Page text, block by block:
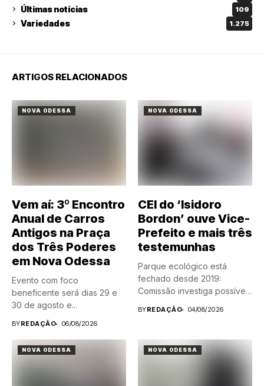
Últimas notícias 109
Variedades 1.275
ARTIGOS RELACIONADOS
NOVA ODESSA
Vem aí: 3º Encontro
Anual de Carros
Antigos na Praça
dos Três Poderes
em Nova Odessa
Evento com foco
beneficente será dias 29 e
30 de agosto e...
BYREDAÇÃO 06/08/2026
NOVA ODESSA
CEI do ‘Isidoro
Bordon’ ouve Vice-
Prefeito e mais três
testemunhas
Parque ecológico está
fechado desde 2019:
Comissão investiga possíveis
processo...
BYREDAÇÃO 04/08/2026
NOVA ODESSA NOVA ODESSA